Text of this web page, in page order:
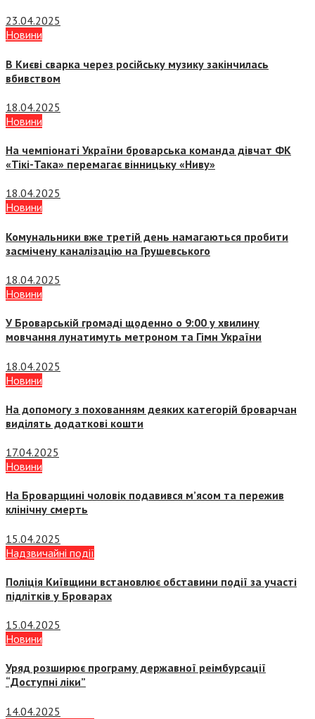
23.04.2025
Новини
В Києві сварка через російську музику закінчилась
вбивством
18.04.2025
Новини
На чемпіонаті України броварська команда дівчат ФК
«Тікі-Така» перемагає вінницьку «Ниву»
18.04.2025
Новини
Комунальники вже третій день намагаються пробити
засмічену каналізацію на Грушевського
18.04.2025
Новини
У Броварській громаді щоденно о 9:00 у хвилину
мовчання лунатимуть метроном та Гімн України
18.04.2025
Новини
На допомогу з похованням деяких категорій броварчан
виділять додаткові кошти
17.04.2025
Новини
На Броварщині чоловік подавився м’ясом та пережив
клінічну смерть
15.04.2025
Надзвичайні події
Поліція Київщини встановлює обставини події за участі
підлітків у Броварах
15.04.2025
Новини
Уряд розширює програму державної реімбурсації
“Доступні ліки”
14.04.2025